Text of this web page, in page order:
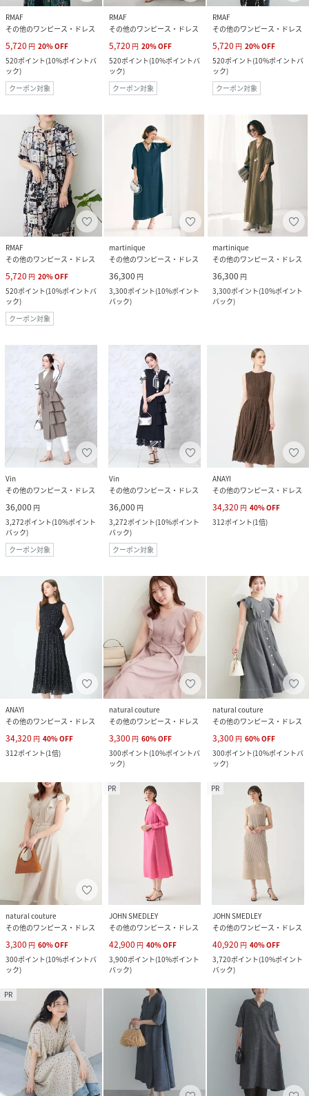
RMAF
その他のワンピース・ドレス
5,720 円 20%OFF
520ポイント(10%ポイントバ
ック)
クーポン対象
RMAF
その他のワンピース・ドレス
5,720 円 20%OFF
520ポイント(10%ポイントバ
ック)
クーポン対象
RMAF
その他のワンピース・ドレス
5,720 円 20%OFF
520ポイント(10%ポイントバ
ック)
クーポン対象
RMAF
その他のワンピース・ドレス
5,720 円 20%OFF
520ポイント(10%ポイントバ
ック)
クーポン対象
martinique
その他のワンピース・ドレス
36,300 円
3,300ポイント(10%ポイント
バック)
martinique
その他のワンピース・ドレス
36,300 円
3,300ポイント(10%ポイント
バック)
Vin
その他のワンピース・ドレス
36,000 円
3,272ポイント(10%ポイント
バック)
クーポン対象
Vin
その他のワンピース・ドレス
36,000 円
3,272ポイント(10%ポイント
バック)
クーポン対象
ANAYI
その他のワンピース・ドレス
34,320 円 40%OFF
312ポイント(1倍)
ANAYI
その他のワンピース・ドレス
34,320 円 40%OFF
312ポイント(1倍)
natural couture
その他のワンピース・ドレス
3,300 円 60%OFF
300ポイント(10%ポイントバ
ック)
natural couture
その他のワンピース・ドレス
3,300 円 60%OFF
300ポイント(10%ポイントバ
ック)
natural couture
その他のワンピース・ドレス
3,300 円 60%OFF
300ポイント(10%ポイントバ
ック)
PR
JOHN SMEDLEY
その他のワンピース・ドレス
42,900 円 40%OFF
3,900ポイント(10%ポイント
バック)
PR
JOHN SMEDLEY
その他のワンピース・ドレス
40,920 円 40%OFF
3,720ポイント(10%ポイント
バック)
PR